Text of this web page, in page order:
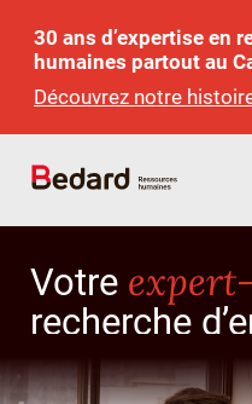
30 ans d’expertise en
humaines partout au
Découvrez notre
Votre
recherche